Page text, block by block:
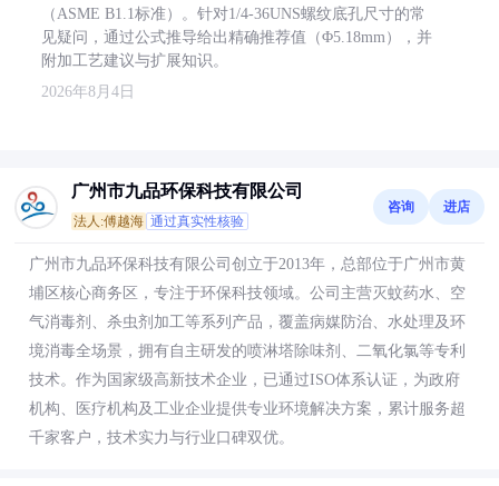
（ASME B1.1标准）。针对1/4-36UNS螺纹底孔尺寸的常
见疑问，通过公式推导给出精确推荐值（Φ5.18mm），并
附加工艺建议与扩展知识。
2026年8月4日
广州市九品环保科技有限公司
法人:傅越海 通过真实性核验
咨询 进店
广州市九品环保科技有限公司创立于2013年，总部位于广州市黄
埔区核心商务区，专注于环保科技领域。公司主营灭蚊药水、空
气消毒剂、杀虫剂加工等系列产品，覆盖病媒防治、水处理及环
境消毒全场景，拥有自主研发的喷淋塔除味剂、二氧化氯等专利
技术。作为国家级高新技术企业，已通过ISO体系认证，为政府
机构、医疗机构及工业企业提供专业环境解决方案，累计服务超
千家客户，技术实力与行业口碑双优。